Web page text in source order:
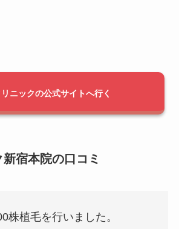
ニックの公式サイトへ行く
宿本院の口コミ
株植毛を行いました。